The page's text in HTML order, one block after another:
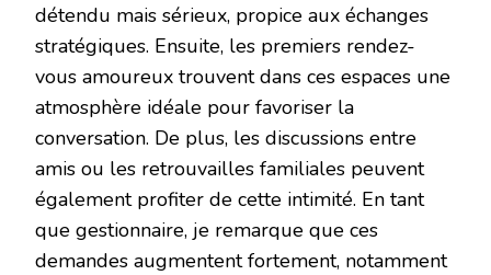
détendu mais sérieux, propice aux échanges
stratégiques. Ensuite, les premiers rendez-
vous amoureux trouvent dans ces espaces une
atmosphère idéale pour favoriser la
conversation. De plus, les discussions entre
amis ou les retrouvailles familiales peuvent
également profiter de cette intimité. En tant
que gestionnaire, je remarque que ces
demandes augmentent fortement, notamment